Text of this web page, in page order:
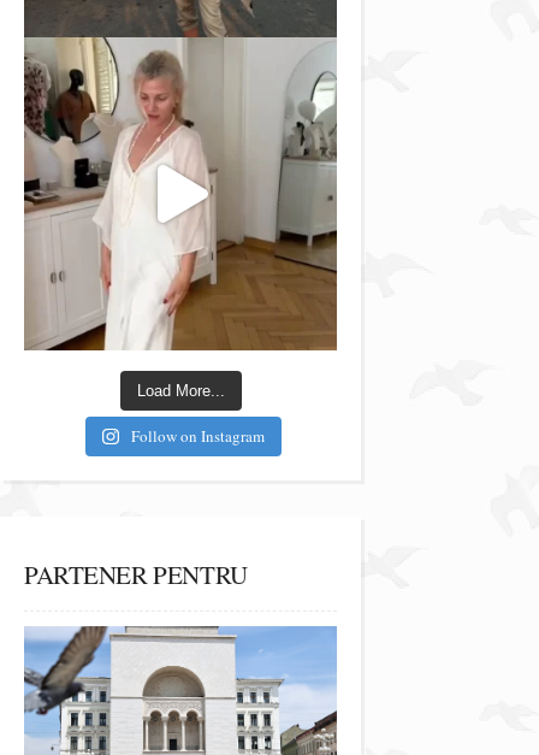
Load More...
Follow on Instagram
PARTENER PENTRU